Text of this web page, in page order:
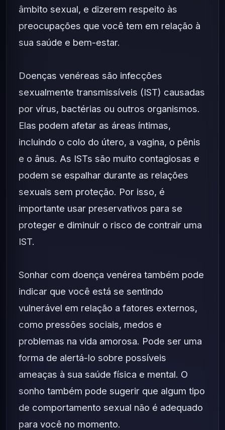
âmbito sexual, e dizerem respeito às
preocupações que você tem em relação à
sua saúde e bem-estar.
Doenças venéreas são infecções
sexualmente transmissíveis (IST) causadas
por vírus, bactérias ou outros organismos.
Elas podem afetar as áreas íntimas,
incluindo o colo do útero, a vagina, o pênis
e o ânus. As ISTs são muito contagiosas e
podem se espalhar durante as relações
sexuais sem proteção. Por isso, é
importante usar preservativos para se
proteger e diminuir o risco de contrair uma
IST.
Sonhar com doença venérea também pode
indicar que você está se sentindo
vulnerável em relação a fatores externos,
como pressões sociais, medos e
problemas na vida amorosa. Pode ser uma
forma de alertá-lo sobre possíveis
ameaças à sua saúde física e mental. O
sonho também pode sugerir que algum tipo
de comportamento sexual não é adequado
para você no momento.